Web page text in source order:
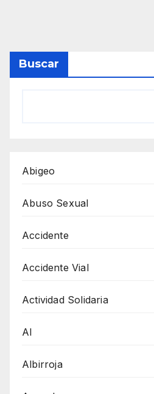
Buscar
Abigeo
Abuso Sexual
Accidente
Accidente Vial
Actividad Solidaria
AI
Albirroja